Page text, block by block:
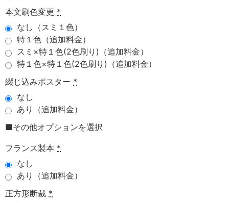
本文刷色変更 *
なし（スミ１色）
特１色（追加料金）
スミ×特１色(2色刷り)（追加料金）
特１色×特１色(2色刷り)（追加料金）
綴じ込みポスター *
なし
あり（追加料金）
■その他オプションを選択
フランス製本 *
なし
あり（追加料金）
正方形断裁 *